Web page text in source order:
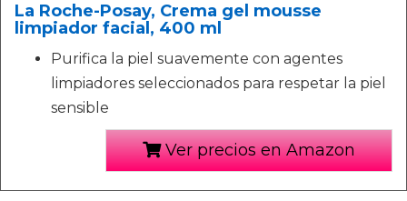
La Roche-Posay, Crema gel mousse
limpiador facial, 400 ml
Purifica la piel suavemente con agentes
limpiadores seleccionados para respetar la piel
sensible
Ver precios en Amazon